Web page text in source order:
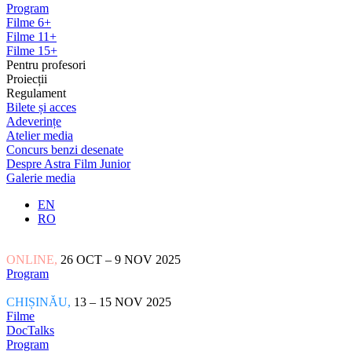
Program
Filme 6+
Filme 11+
Filme 15+
Pentru profesori
Proiecții
Regulament
Bilete și acces
Adeverințe
Atelier media
Concurs benzi desenate
Despre Astra Film Junior
Galerie media
EN
RO
ONLINE, 26 OCT – 9 NOV 2025
Program
CHIȘINĂU, 13 – 15 NOV 2025
Filme
DocTalks
Program